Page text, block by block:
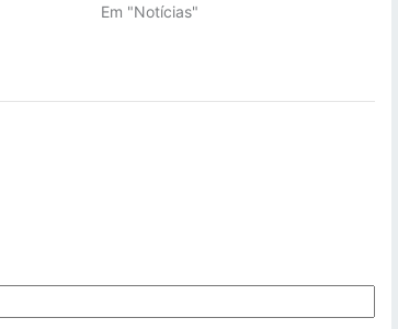
Em "Notícias"